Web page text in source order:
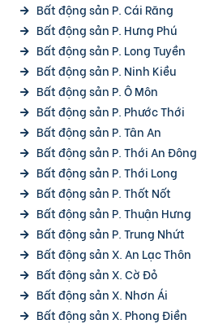
Bất động sản P. Cái Răng
Bất động sản P. Hưng Phú
Bất động sản P. Long Tuyền
Bất động sản P. Ninh Kiều
Bất động sản P. Ô Môn
Bất động sản P. Phước Thới
Bất động sản P. Tân An
Bất động sản P. Thới An Đông
Bất động sản P. Thới Long
Bất động sản P. Thốt Nốt
Bất động sản P. Thuận Hưng
Bất động sản P. Trung Nhứt
Bất động sản X. An Lạc Thôn
Bất động sản X. Cờ Đỏ
Bất động sản X. Nhơn Ái
Bất động sản X. Phong Điền